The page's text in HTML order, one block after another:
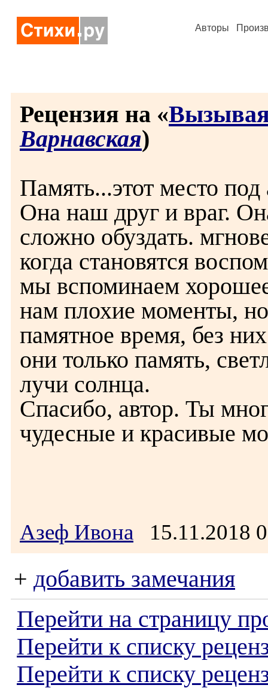
Авторы
Рецензия на «
Варнавская)
Память...этот место
Она наш друг и враг.
сложно обуздать.
когда становятся
мы вспоминаем
нам плохие моменты,
памятное время, без
они только память,
лучи солнца.
Спасибо, автор. Ты
чудесные и красивые
Азеф Ивона 15.11.2018
+ добавить замечания
Перейти на страницу
Перейти к списку
Перейти к списку